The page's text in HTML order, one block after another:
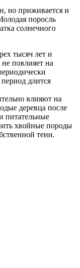
но приживается и
поросль
солнечного
тысяч лет и
повлияет на
длится
влияют на
деревца после
питательные
хвойные породы
тени.